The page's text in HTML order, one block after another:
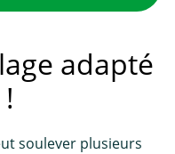
adapté
soulever plusieurs